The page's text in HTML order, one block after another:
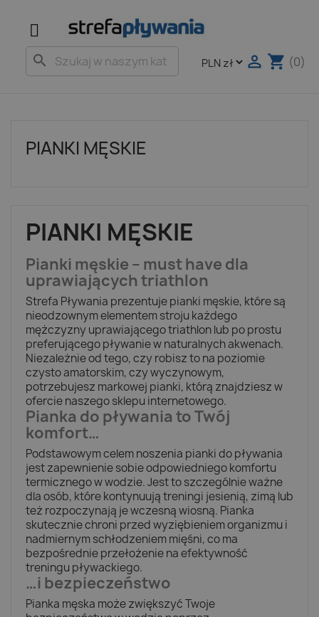
search shopping_cart (0)

PIANKI MĘSKIE
PIANKI MĘSKIE
Pianki męskie – must have dla
uprawiających triathlon
Strefa Pływania prezentuje pianki męskie, które są
nieodzownym elementem stroju każdego
mężczyzny uprawiającego triathlon lub po prostu
preferującego pływanie w naturalnych akwenach.
Niezależnie od tego, czy robisz to na poziomie
czysto amatorskim, czy wyczynowym,
potrzebujesz markowej pianki, którą znajdziesz w
ofercie naszego sklepu internetowego.
Pianka do pływania to Twój
komfort…
Podstawowym celem noszenia pianki do pływania
jest zapewnienie sobie odpowiedniego komfortu
termicznego w wodzie. Jest to szczególnie ważne
dla osób, które kontynuują treningi jesienią, zimą lub
też rozpoczynają je wczesną wiosną. Pianka
skutecznie chroni przed wyziębieniem organizmu i
nadmiernym schłodzeniem mięśni, co ma
bezpośrednie przełożenie na efektywność
treningu pływackiego.
…i bezpieczeństwo
Pianka męska może zwiększyć Twoje